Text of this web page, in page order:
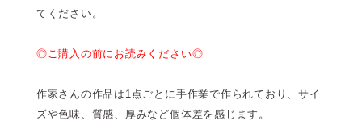
てください。
◎ご購入の前にお読みください◎
作家さんの作品は1点ごとに手作業で作られており、サイ
ズや色味、質感、厚みなど個体差を感じます。